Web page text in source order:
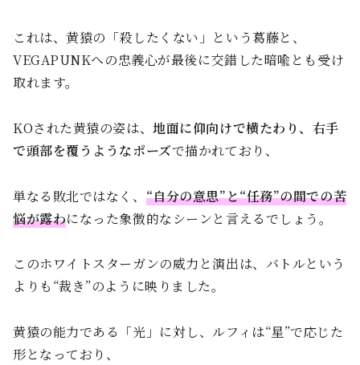
これは、黄猿の「殺したくない」という葛藤と、
VEGAPUNKへの忠義心が最後に交錯した暗喩とも受け
取れます。
KOされた黄猿の姿は、地面に仰向けで横たわり、右手
で頭部を覆うようなポーズで描かれており、
単なる敗北ではなく、 “自分の意思”と“任務”の間での苦
悩が露わになった象徴的なシーンと言えるでしょう。
このホワイトスターガンの威力と演出は、バトルという
よりも“裁き”のように映りました。
黄猿の能力である「光」に対し、ルフィは“星”で応じた
形となっており、